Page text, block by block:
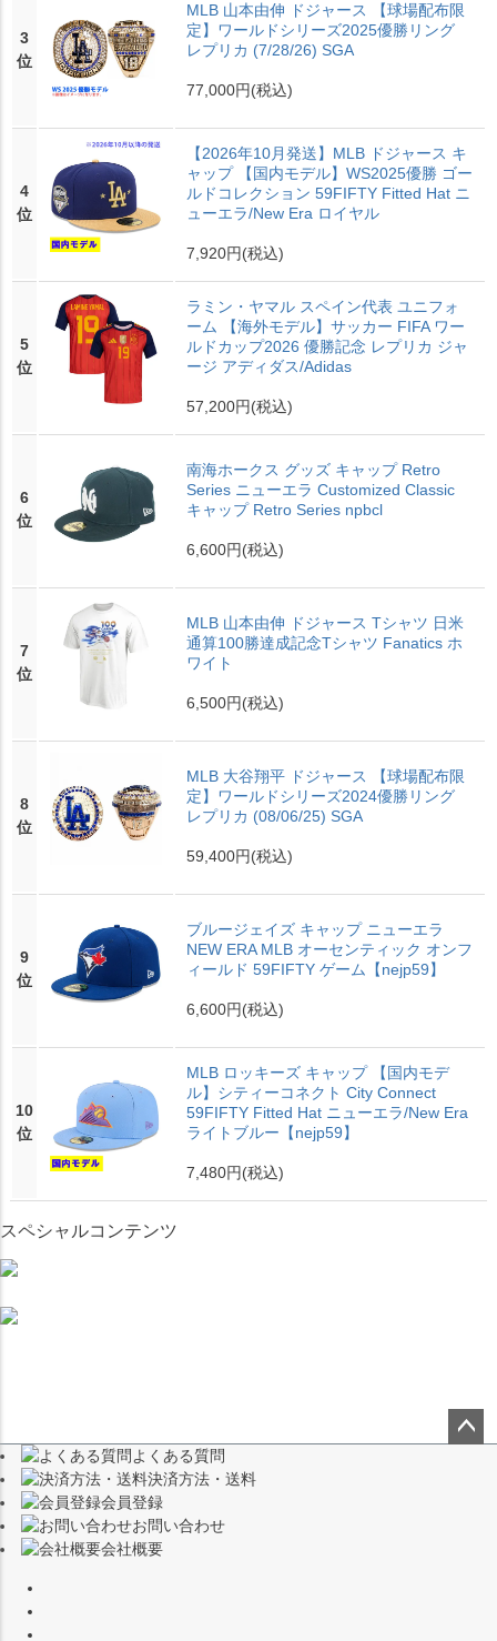
3
位
MLB 山本由伸 ドジャース 【球場配布限
定】ワールドシリーズ2025優勝リング
レプリカ (7/28/26) SGA
77,000円(税込)
4
位
【2026年10月発送】MLB ドジャース キ
ャップ 【国内モデル】WS2025優勝 ゴー
ルドコレクション 59FIFTY Fitted Hat ニ
ューエラ/New Era ロイヤル
7,920円(税込)
5
位
ラミン・ヤマル スペイン代表 ユニフォ
ーム 【海外モデル】サッカー FIFA ワー
ルドカップ2026 優勝記念 レプリカ ジャ
ージ アディダス/Adidas
57,200円(税込)
6
位
南海ホークス グッズ キャップ Retro
Series ニューエラ Customized Classic
キャップ Retro Series npbcl
6,600円(税込)
7
位
MLB 山本由伸 ドジャース Tシャツ 日米
通算100勝達成記念Tシャツ Fanatics ホ
ワイト
6,500円(税込)
8
位
MLB 大谷翔平 ドジャース 【球場配布限
定】ワールドシリーズ2024優勝リング
レプリカ (08/06/25) SGA
59,400円(税込)
9
位
ブルージェイズ キャップ ニューエラ
NEW ERA MLB オーセンティック オンフ
ィールド 59FIFTY ゲーム【nejp59】
6,600円(税込)
10
位
MLB ロッキーズ キャップ 【国内モデ
ル】シティーコネクト City Connect
59FIFTY Fitted Hat ニューエラ/New Era
ライトブルー【nejp59】
7,480円(税込)
スペシャルコンテンツ
よくある質問
決済方法・送料
会員登録
お問い合わせ
会社概要